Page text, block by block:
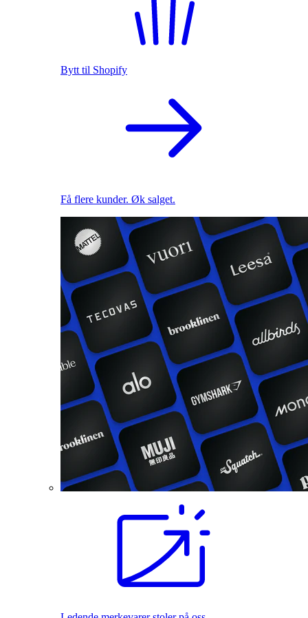
Bytt til Shopify
Få flere kunder. Øk salget.